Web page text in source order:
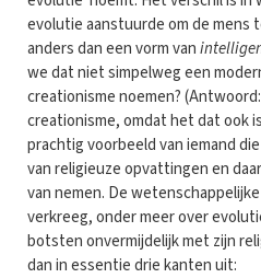
evolutie aanstuurde om de mens
anders dan een vorm van
we dat niet simpelweg een
creationisme noemen?
creationisme, omdat het dat ook
prachtig voorbeeld van iemand
van religieuze opvattingen en
van nemen. De
verkreeg, onder meer over
botsten onvermijdelijk met zijn
dan in essentie drie kanten uit: